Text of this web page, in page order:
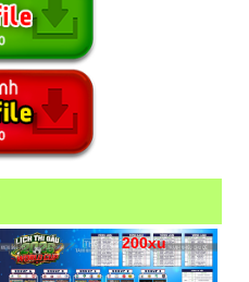
200xu